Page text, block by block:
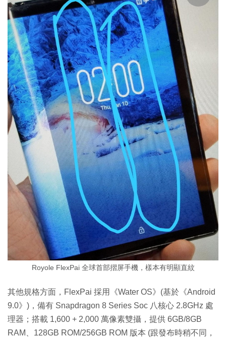
Royole FlexPai 全球首部摺屏手機，樣本有明顯直紋
其他規格方面，FlexPai 採用《Water OS》(基於《Android
9.0》)，備有 Snapdragon 8 Series Soc 八核心 2.8GHz 處
理器；搭載 1,600 + 2,000 萬像素雙攝，提供 6GB/8GB
RAM、128GB ROM/256GB ROM 版本 (跟發布時稍不同，